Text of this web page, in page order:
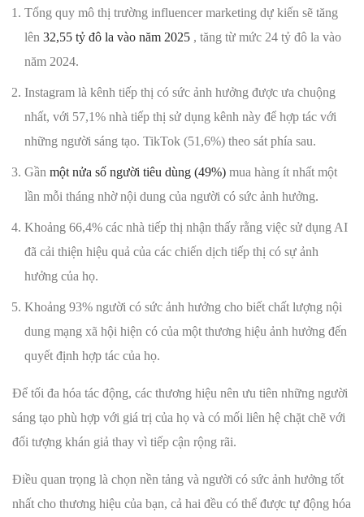
Tổng quy mô thị trường influencer marketing dự kiến ​​sẽ tăng
lên 32,55 tỷ đô la vào năm 2025 , tăng từ mức 24 tỷ đô la vào
năm 2024.
Instagram là kênh tiếp thị có sức ảnh hưởng được ưa chuộng
nhất, với 57,1% nhà tiếp thị sử dụng kênh này để hợp tác với
những người sáng tạo. TikTok (51,6%) theo sát phía sau.
Gần một nửa số người tiêu dùng (49%) mua hàng ít nhất một
lần mỗi tháng nhờ nội dung của người có sức ảnh hưởng.
Khoảng 66,4% các nhà tiếp thị nhận thấy rằng việc sử dụng AI
đã cải thiện hiệu quả của các chiến dịch tiếp thị có sự ảnh
hưởng của họ.
Khoảng 93% người có sức ảnh hưởng cho biết chất lượng nội
dung mạng xã hội hiện có của một thương hiệu ảnh hưởng đến
quyết định hợp tác của họ.
Để tối đa hóa tác động, các thương hiệu nên ưu tiên những người
sáng tạo phù hợp với giá trị của họ và có mối liên hệ chặt chẽ với
đối tượng khán giả thay vì tiếp cận rộng rãi.
Điều quan trọng là chọn nền tảng và người có sức ảnh hưởng tốt
nhất cho thương hiệu của bạn, cả hai đều có thể được tự động hóa